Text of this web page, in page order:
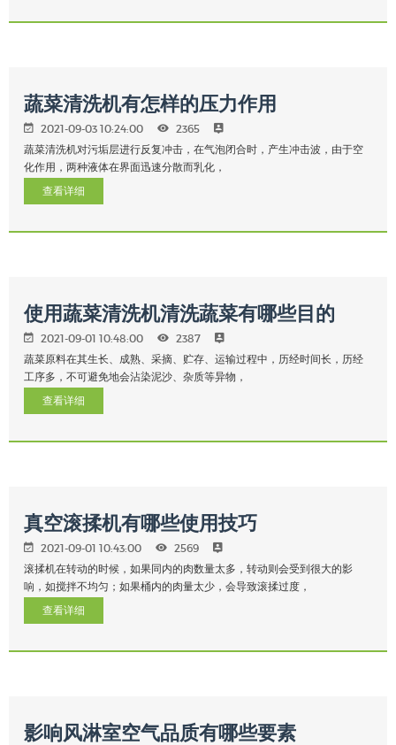
蔬菜清洗机有怎样的压力作用
2021-09-03 10:24:00 2365
蔬菜清洗机对污垢层进行反复冲击，在气泡闭合时，产生冲击波，由于空
化作用，两种液体在界面迅速分散而乳化，
查看详细
使用蔬菜清洗机清洗蔬菜有哪些目的
2021-09-01 10:48:00 2387
蔬菜原料在其生长、成熟、采摘、贮存、运输过程中，历经时间长，历经
工序多，不可避免地会沾染泥沙、杂质等异物，
查看详细
真空滚揉机有哪些使用技巧
2021-09-01 10:43:00 2569
滚揉机在转动的时候，如果同内的肉数量太多，转动则会受到很大的影
响，如搅拌不均匀；如果桶内的肉量太少，会导致滚揉过度，
查看详细
影响风淋室空气品质有哪些要素